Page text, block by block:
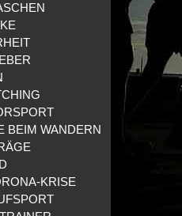
BEIM WANDERN
KRISE